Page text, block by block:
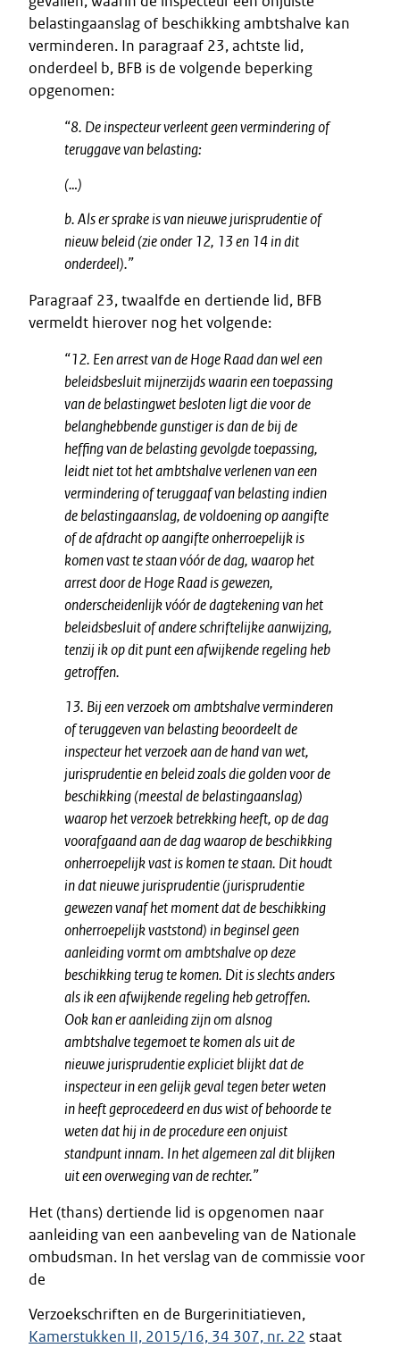
belastingaanslag of beschikking ambtshalve kan
verminderen. In paragraaf 23, achtste lid,
onderdeel b, BFB is de volgende beperking
opgenomen:
“8. De inspecteur verleent geen vermindering of
teruggave van belasting:
(…)
b. Als er sprake is van nieuwe jurisprudentie of
nieuw beleid (zie onder 12, 13 en 14 in dit
onderdeel).”
Paragraaf 23, twaalfde en dertiende lid, BFB
vermeldt hierover nog het volgende:
“12. Een arrest van de Hoge Raad dan wel een
beleidsbesluit mijnerzijds waarin een toepassing
van de belastingwet besloten ligt die voor de
belanghebbende gunstiger is dan de bij de
heffing van de belasting gevolgde toepassing,
leidt niet tot het ambtshalve verlenen van een
vermindering of teruggaaf van belasting indien
de belastingaanslag, de voldoening op aangifte
of de afdracht op aangifte onherroepelijk is
komen vast te staan vóór de dag, waarop het
arrest door de Hoge Raad is gewezen,
onderscheidenlijk vóór de dagtekening van het
beleidsbesluit of andere schriftelijke aanwijzing,
tenzij ik op dit punt een afwijkende regeling heb
getroffen.
13. Bij een verzoek om ambtshalve verminderen
of teruggeven van belasting beoordeelt de
inspecteur het verzoek aan de hand van wet,
jurisprudentie en beleid zoals die golden voor de
beschikking (meestal de belastingaanslag)
waarop het verzoek betrekking heeft, op de dag
voorafgaand aan de dag waarop de beschikking
onherroepelijk vast is komen te staan. Dit houdt
in dat nieuwe jurisprudentie (jurisprudentie
gewezen vanaf het moment dat de beschikking
onherroepelijk vaststond) in beginsel geen
aanleiding vormt om ambtshalve op deze
beschikking terug te komen. Dit is slechts anders
als ik een afwijkende regeling heb getroffen.
Ook kan er aanleiding zijn om alsnog
ambtshalve tegemoet te komen als uit de
nieuwe jurisprudentie expliciet blijkt dat de
inspecteur in een gelijk geval tegen beter weten
in heeft geprocedeerd en dus wist of behoorde te
weten dat hij in de procedure een onjuist
standpunt innam. In het algemeen zal dit blijken
uit een overweging van de rechter.”
Het (thans) dertiende lid is opgenomen naar
aanleiding van een aanbeveling van de Nationale
ombudsman. In het verslag van de commissie voor
de
Verzoekschriften en de Burgerinitiatieven,
Kamerstukken II, 2015/16, 34 307, nr. 22 staat